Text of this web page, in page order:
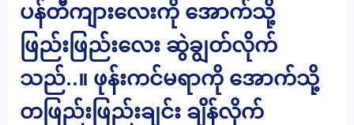
ပန်တီကျားလေးကို အောက်သို့
ဖြည်းဖြည်းလေး ဆွဲချွတ်လိုက်
သည်..။ ဖုန်းကင်မရာကို အောက်သို့
တဖြည်းဖြည်းချင်း ချိန်လိုက်